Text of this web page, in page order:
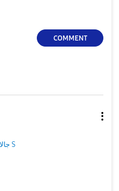
COMMENT
جالاكسى S